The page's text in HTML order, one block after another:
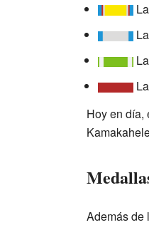
La
La
La
La
Hoy en día,
Además de